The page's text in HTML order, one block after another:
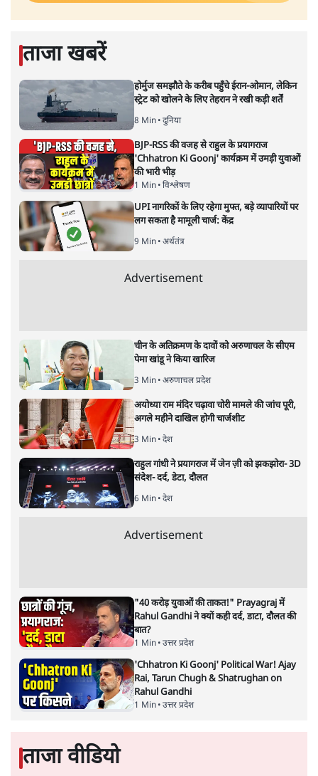
ताजा खबरें
होर्मुज समझौते के करीब पहुँचे ईरान-ओमान, लेकिन
स्ट्रेट को खोलने के लिए तेहरान ने रखी कड़ी शर्तें
8 Min• दुनिया
BJP-RSS की वजह से राहुल के प्रयागराज
'Chhatron Ki Goonj' कार्यक्रम में उमड़ी युवाओं
की भारी भीड़
1 Min• विश्लेषण
UPI नागरिकों के लिए रहेगा मुफ्त, बड़े व्यापारियों पर
लग सकता है मामूली चार्ज: केंद्र
9 Min• अर्थतंत्र
Advertisement
चीन के अतिक्रमण के दावों को अरुणाचल के सीएम
पेमा खांडू ने किया खारिज
3 Min• अरुणाचल प्रदेश
अयोध्या राम मंदिर चढ़ावा चोरी मामले की जांच पूरी,
अगले महीने दाखिल होगी चार्जशीट
3 Min• देश
राहुल गांधी ने प्रयागराज में जेन ज़ी को झकझोरा- 3D
संदेश- दर्द, डेटा, दौलत
6 Min• देश
Advertisement
"40 करोड़ युवाओं की ताकत!" Prayagraj में
Rahul Gandhi ने क्यों कही दर्द, डाटा, दौलत की
बात?
1 Min• उत्तर प्रदेश
'Chhatron Ki Goonj' Political War! Ajay
Rai, Tarun Chugh & Shatrughan on
Rahul Gandhi
1 Min• उत्तर प्रदेश
ताजा वीडियो